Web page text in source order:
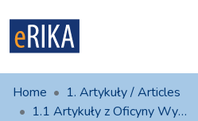
UAFM
Information
Home
1. Artykuły / Articles
1.1 Artykuły z Oficyny Wydawniczej AFM